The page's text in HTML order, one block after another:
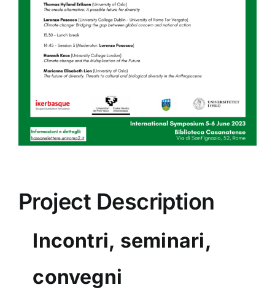
Project Description
Incontri, seminari,
convegni